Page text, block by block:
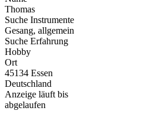
Thomas
Suche Instrumente
Gesang, allgemein
Suche Erfahrung
Hobby
Ort
45134 Essen
Deutschland
Anzeige läuft bis
abgelaufen